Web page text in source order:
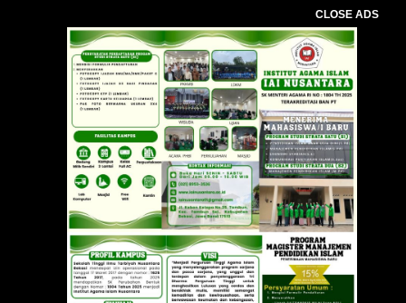
CLOSE ADS